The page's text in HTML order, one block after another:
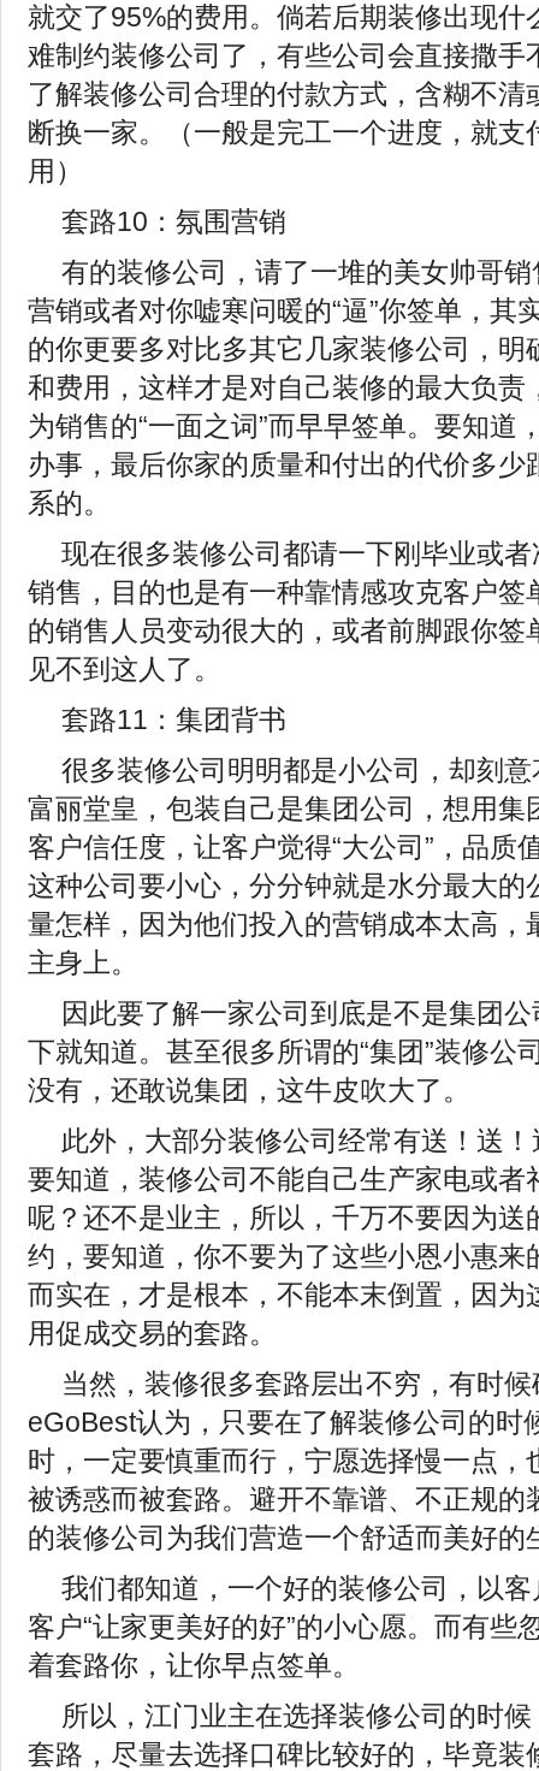
就交了95%的费用。倘若后期装修出现什
难制约装修公司了，有些公司会直接撒手
了解装修公司合理的付款方式，含糊不清
断换一家。（一般是完工一个进度，就支
用）
套路10：氛围营销
有的装修公司，请了一堆的美女帅哥
营销或者对你嘘寒问暖的“逼”你签单，其
的你更要多对比多其它几家装修公司，明
和费用，这样才是对自己装修的最大负责
为销售的“一面之词”而早早签单。要知道
办事，最后你家的质量和付出的代价多少
系的。
现在很多装修公司都请一下刚毕业或
销售，目的也是有一种靠情感攻克客户签
的销售人员变动很大的，或者前脚跟你签
见不到这人了。
套路11：集团背书
很多装修公司明明都是小公司，却刻
富丽堂皇，包装自己是集团公司，想用集
客户信任度，让客户觉得“大公司”，品质
这种公司要小心，分分钟就是水分最大的
量怎样，因为他们投入的营销成本太高，
主身上。
因此要了解一家公司到底是不是集团
下就知道。甚至很多所谓的“集团”装修公
没有，还敢说集团，这牛皮吹大了。
此外，大部分装修公司经常有送！送
要知道，装修公司不能自己生产家电或者
呢？还不是业主，所以，千万不要因为送
约，要知道，你不要为了这些小恩小惠来
而实在，才是根本，不能本末倒置，因为
用促成交易的套路。
当然，装修很多套路层出不穷，有时
eGoBest认为，只要在了解装修公司的时
时，一定要慎重而行，宁愿选择慢一点，
被诱惑而被套路。避开不靠谱、不正规的
的装修公司为我们营造一个舒适而美好的
我们都知道，一个好的装修公司，以
客户“让家更美好的好”的小心愿。而有些
着套路你，让你早点签单。
所以，江门业主在选择装修公司的时
套路，尽量去选择口碑比较好的，毕竟装